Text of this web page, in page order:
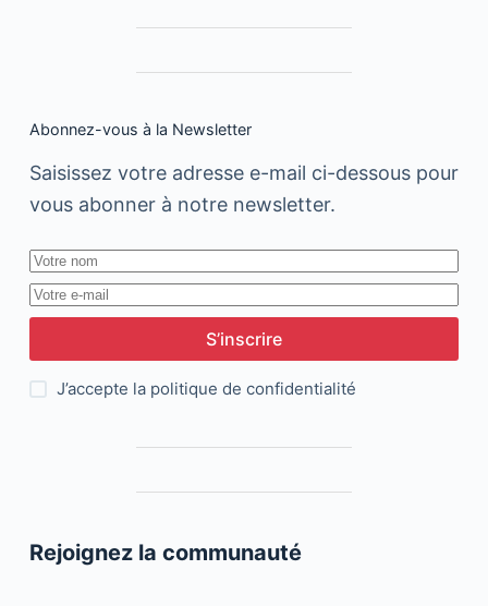
investisseurs
Abonnez-vous à la Newsletter
Saisissez votre adresse e-mail ci-dessous pour
vous abonner à notre newsletter.
S’inscrire
J’accepte la politique de confidentialité
Rejoignez la communauté